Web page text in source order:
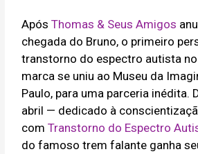
ApósThomas & Seus Amigos
chegada do Bruno, o primeiro
transtorno do espectro autista no
marca se uniu ao Museu da
Paulo, para uma parceria inédita.
abril — dedicado à
comTranstorno do Espectro
do famoso trem falante ganha